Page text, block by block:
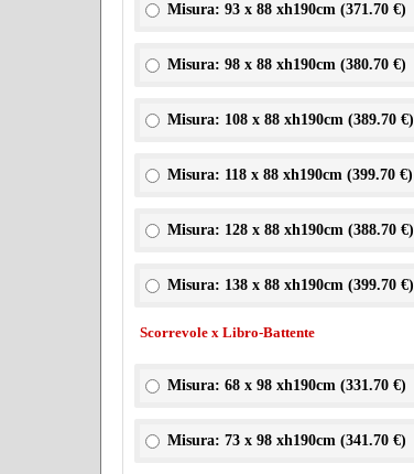
Misura: 93 x 88 xh190cm (371.70 €)
Misura: 98 x 88 xh190cm (380.70 €)
Misura: 108 x 88 xh190cm (389.70 €)
Misura: 118 x 88 xh190cm (399.70 €)
Misura: 128 x 88 xh190cm (388.70 €)
Misura: 138 x 88 xh190cm (399.70 €)
Scorrevole x Libro-Battente
Misura: 68 x 98 xh190cm (331.70 €)
Misura: 73 x 98 xh190cm (341.70 €)